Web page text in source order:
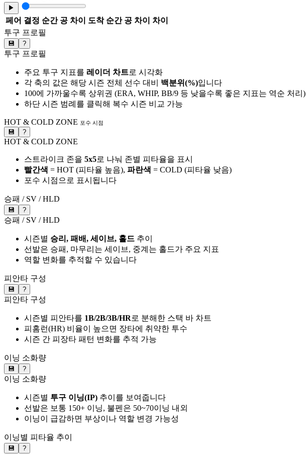
▶
페어 결정 순간 공 차이 도착 순간 공 차이
차이
투구 프로필
💾 ?
투구 프로필
주요 투구 지표를 레이더 차트로 시각화
각 축의 값은 해당 시즌 전체 선수 대비 백분위(%)입니다
100에 가까울수록 상위권 (ERA, WHIP, BB/9 등 낮을수록 좋은 지표는 역순 처리)
하단 시즌 범례를 클릭해 복수 시즌 비교 가능
HOT & COLD ZONE 포수 시점
💾 ?
HOT & COLD ZONE
스트라이크 존을 5x5로 나눠 존별 피타율을 표시
빨간색 = HOT (피타율 높음), 파란색 = COLD (피타율 낮음)
포수 시점으로 표시됩니다
승패 / SV / HLD
💾 ?
승패 / SV / HLD
시즌별 승리, 패배, 세이브, 홀드 추이
선발은 승패, 마무리는 세이브, 중계는 홀드가 주요 지표
역할 변화를 추적할 수 있습니다
피안타 구성
💾 ?
피안타 구성
시즌별 피안타를 1B/2B/3B/HR로 분해한 스택 바 차트
피홈런(HR) 비율이 높으면 장타에 취약한 투수
시즌 간 피장타 패턴 변화를 추적 가능
이닝 소화량
💾 ?
이닝 소화량
시즌별 투구 이닝(IP) 추이를 보여줍니다
선발은 보통 150+ 이닝, 불펜은 50~70이닝 내외
이닝이 급감하면 부상이나 역할 변경 가능성
이닝별 피타율 추이
💾 ?